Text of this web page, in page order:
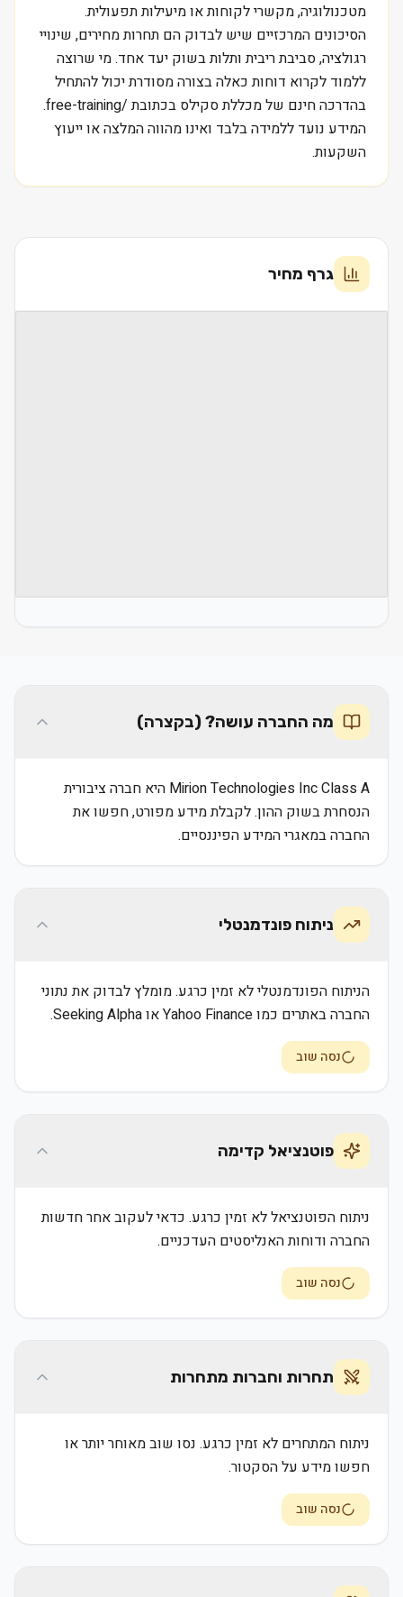
מטכנולוגיה, מקשרי לקוחות או מיעילות תפעולית.
הסיכונים המרכזיים שיש לבדוק הם תחרות מחירים, שינויי
רגולציה, סביבת ריבית ותלות בשוק יעד אחד. מי שרוצה
ללמוד לקרוא דוחות כאלה בצורה מסודרת יכול להתחיל
בהדרכה חינם של מכללת סקילס בכתובת /free-training.
המידע נועד ללמידה בלבד ואינו מהווה המלצה או ייעוץ
השקעות.
גרף מחיר
מה החברה עושה? (בקצרה)
Mirion Technologies Inc Class A היא חברה ציבורית
הנסחרת בשוק ההון. לקבלת מידע מפורט, חפשו את
החברה במאגרי המידע הפיננסיים.
ניתוח פונדמנטלי
הניתוח הפונדמנטלי לא זמין כרגע. מומלץ לבדוק את נתוני
החברה באתרים כמו Yahoo Finance או Seeking Alpha.
נסה שוב
פוטנציאל קדימה
ניתוח הפוטנציאל לא זמין כרגע. כדאי לעקוב אחר חדשות
החברה ודוחות האנליסטים העדכניים.
נסה שוב
תחרות וחברות מתחרות
ניתוח המתחרים לא זמין כרגע. נסו שוב מאוחר יותר או
חפשו מידע על הסקטור.
נסה שוב